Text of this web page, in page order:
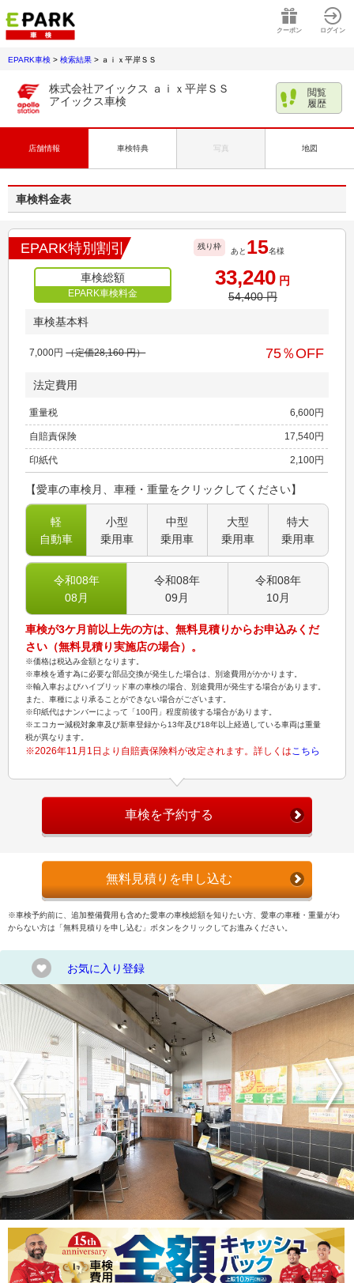
クーポン ログイン
EPARK車検 > 検索結果 > ａｉｘ平岸ＳＳ
株式会社アイックス ａｉｘ平岸ＳＳ
アイックス車検
閲覧
履歴
店舗情報 車検特典 写真 地図
車検料金表
EPARK特別割引 残り枠
あと 15名様
車検総額
EPARK車検料金
33,240 円
54,400円
車検基本料
7,000円 （定価28,160円） 75％OFF
法定費用
重量税 6,600円
自賠責保険 17,540円
印紙代 2,100円
【愛車の車検月、車種・重量をクリックしてください】
軽
自動車
小型
乗用車
中型
乗用車
大型
乗用車
特大
乗用車
令和08年
08 月
令和08年
09 月
令和08年
10月
車検が3ケ月前以上先の方は、無料見積りからお申込みくだ
さい（無料見積り実施店の場合）。
※価格は税込み金額となります。
※車検を通す為に必要な部品交換が発生した場合は、別途費用がかかります。
※輸入車およびハイブリッド車の車検の場合、別途費用が発生する場合があります。
また、車種により承ることができない場合がございます。
※印紙代はナンバーによって「100円」程度前後する場合があります。
※エコカー減税対象車及び新車登録から13年及び18年以上経過している車両は重量
税が異なります。
※2026年11月1日より自賠責保険料が改定されます。詳しくは こちら
車検を予約する
無料見積りを申し込む
※車検予約前に、追加整備費用も含めた愛車の車検総額を知りたい方、愛車の車種・重量がわ
からない方は「無料見積りを申し込む」ボタンをクリックしてお進みください。
お気に入り登録